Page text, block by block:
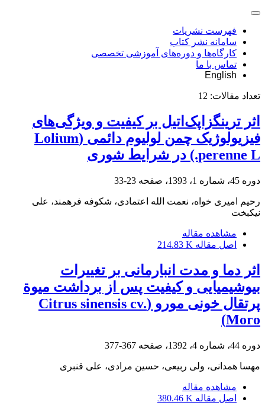
فهرست نشریات
سامانه نشر کتاب
کارگاه‌ها و دوره‌های آموزشی تخصصی
تماس با ما
English
تعداد مقالات: 12
اثر ترینگزاپک‌اتیل بر کیفیت و ویژگی‌های
فیزیولوژیک چمن لولیوم دائمی (Lolium
perenne L.) در شرایط شوری
دوره 45، شماره 1، 1393، صفحه 23-33
رحیم امیری خواه، نعمت الله اعتمادی، شکوفه فرهمند، علی
نیکبخت
مشاهده مقاله
اصل مقاله 214.83 K
اثر دما و مدت انبارمانی بر تغییرات
بیوشیمیایی و کیفیت پس از برداشت میوة
پرتقال خونی مورو (Citrus sinensis cv.
Moro)
دوره 44، شماره 4، 1392، صفحه 367-377
مهسا همدانی، ولی ربیعی، حسین مرادی، علی قنبری
مشاهده مقاله
اصل مقاله 380.46 K